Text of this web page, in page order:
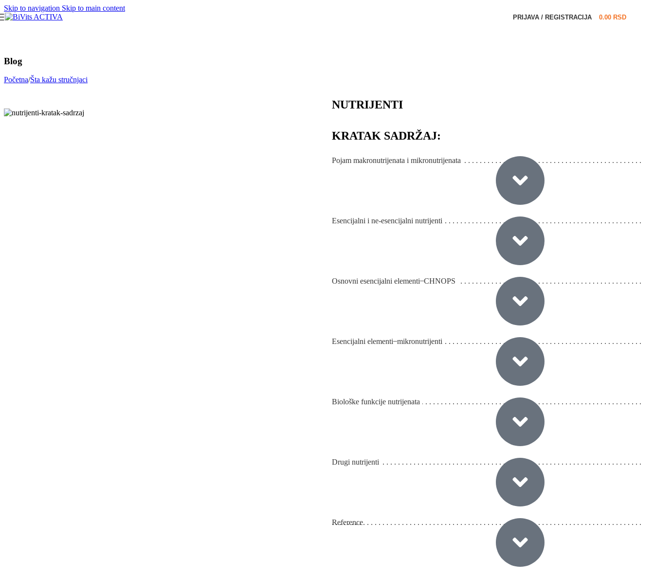
Skip to navigation Skip to main content
PRIJAVA / REGISTRACIJA 0.00 RSD
Blog
Početna/Šta kažu stručnjaci
NUTRIJENTI
KRATAK SADRŽAJ:
Pojam makronutrijenata i mikronutrijenata
Esencijalni i ne-esencijalni nutrijenti
Osnovni esencijalni elementi ̶ CHNOPS
Esencijalni elementi ̶ mikronutrijenti
Biološke funkcije nutrijenata
Drugi nutrijenti
Reference